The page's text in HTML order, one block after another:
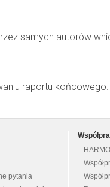
samych autorów
raportu końcowego.
pytania